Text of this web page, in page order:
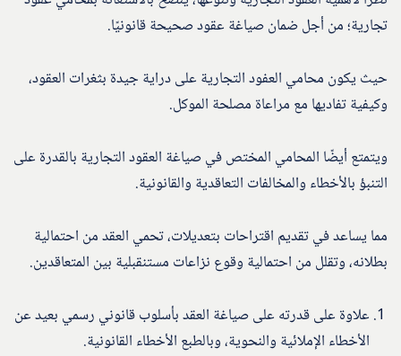
تجارية؛ من أجل ضمان صياغة عقود صحيحة قانونيًا.
حيث يكون محامي العفود التجارية على دراية جيدة بثغرات العقود،
وكيفية تفاديها مع مراعاة مصلحة الموكل.
ويتمتع أيضًا المحامي المختص في صياغة العقود التجارية بالقدرة على
التنبؤ بالأخطاء والمخالفات التعاقدية والقانونية.
مما يساعد في تقديم اقتراحات بتعديلات، تحمي العقد من احتمالية
بطلانه، وتقلل من احتمالية وقوع نزاعات مستنقبلية بين المتعاقدين.
علاوة على قدرته على صياغة العقد بأسلوب قانوني رسمي بعيد عن
الأخطاء الإملائية والنحوية، وبالطبع الأخطاء القانونية.